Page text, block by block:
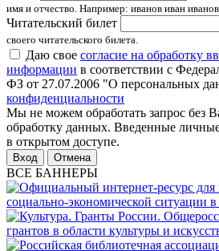
имя и отчество. Например: иванов иван
Читательский билет
своего читательского билета.
Даю свое согласие на обработку
информации в соответствии с
ФЗ от 27.07.2006 "О персональных
конфиденциальности
Мы не можем обработать запрос без
обработку данных. Введенные
в открытом доступе.
Отмена
ВСЕ БАННЕРЫ